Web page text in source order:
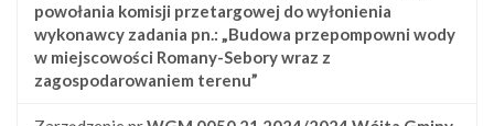
powołania komisji przetargowej do wyłonienia
wykonawcy zadania pn.: „Budowa przepompowni wody
w miejscowości Romany-Sebory wraz z
zagospodarowaniem terenu”